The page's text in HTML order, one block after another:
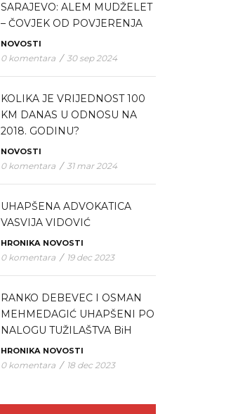
SARAJEVO: ALEM MUDŽELET
– ČOVJEK OD POVJERENJA
NOVOSTI
0 komentara / 30 sep 2024
KOLIKA JE VRIJEDNOST 100
KM DANAS U ODNOSU NA
2018. GODINU?
NOVOSTI
0 komentara / 31 mar 2024
UHAPŠENA ADVOKATICA
VASVIJA VIDOVIĆ
HRONIKA NOVOSTI
0 komentara / 19 dec 2023
RANKO DEBEVEC I OSMAN
MEHMEDAGIĆ UHAPŠENI PO
NALOGU TUŽILAŠTVA BiH
HRONIKA NOVOSTI
0 komentara / 18 dec 2023